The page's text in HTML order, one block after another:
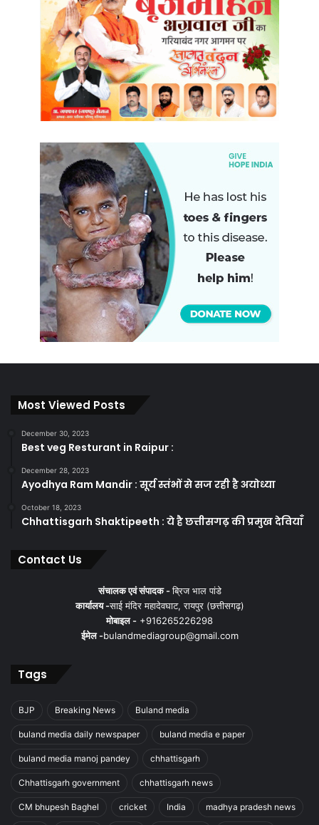
Most Viewed Posts
December 30, 2023
Best veg Resturant in Raipur :
December 28, 2023
Ayodhya Ram Mandir : सूर्य स्तंभों से सज रही है अयोध्या
October 18, 2023
Chhattisgarh Shaktipeeth : ये है छत्तीसगढ़ की प्रमुख देवियाँ
Contact Us
संचालक एवं संपादक -ब्रिज भाल पांडे
कार्यालय -साई मंदिर महादेवघाट, रायपुर (छत्तीसगढ़)
मोबाइल - +916265226298
ईमेल -bulandmediagroup@gmail.com
Tags
BJP Breaking News Buland media
buland media daily newspaper buland media e paper
buland media manoj pandey chhattisgarh
Chhattisgarh government chhattisgarh news
CM bhupesh Baghel cricket India madhya pradesh news